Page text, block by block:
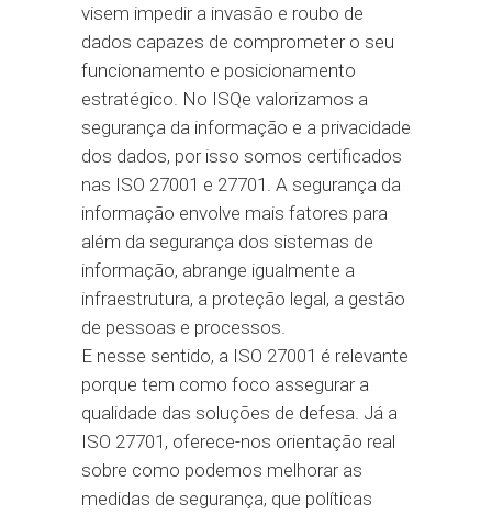
visem impedir a invasão e roubo de
dados capazes de comprometer o seu
funcionamento e posicionamento
estratégico. No ISQe valorizamos a
segurança da informação e a privacidade
dos dados, por isso somos certificados
nas ISO 27001 e 27701. A segurança da
informação envolve mais fatores para
além da segurança dos sistemas de
informação, abrange igualmente a
infraestrutura, a proteção legal, a gestão
de pessoas e processos.
E nesse sentido, a ISO 27001 é relevante
porque tem como foco assegurar a
qualidade das soluções de defesa. Já a
ISO 27701, oferece-nos orientação real
sobre como podemos melhorar as
medidas de segurança, que políticas